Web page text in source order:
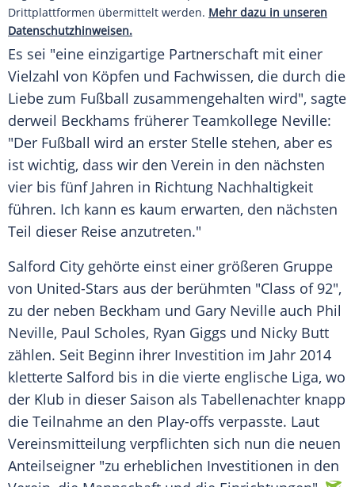
Drittplattformen übermittelt werden. Mehr dazu in unseren
Datenschutzhinweisen.
Es sei "eine einzigartige Partnerschaft mit einer
Vielzahl von Köpfen und Fachwissen, die durch die
Liebe zum Fußball zusammengehalten wird", sagte
derweil Beckhams früherer Teamkollege Neville:
"Der Fußball wird an erster Stelle stehen, aber es
ist wichtig, dass wir den Verein in den nächsten
vier bis fünf Jahren in Richtung Nachhaltigkeit
führen. Ich kann es kaum erwarten, den nächsten
Teil dieser Reise anzutreten."
Salford City gehörte einst einer größeren Gruppe
von United-Stars aus der berühmten "Class of 92",
zu der neben Beckham und Gary Neville auch Phil
Neville, Paul Scholes, Ryan Giggs und Nicky Butt
zählen. Seit Beginn ihrer Investition im Jahr 2014
kletterte Salford bis in die vierte englische Liga, wo
der Klub in dieser Saison als Tabellenachter knapp
die Teilnahme an den Play-offs verpasste. Laut
Vereinsmitteilung verpflichten sich nun die neuen
Anteilseigner "zu erheblichen Investitionen in den